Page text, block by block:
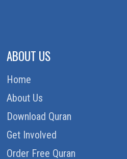
ABOUT US
Home
About Us
Download Quran
Get Involved
Order Free Quran